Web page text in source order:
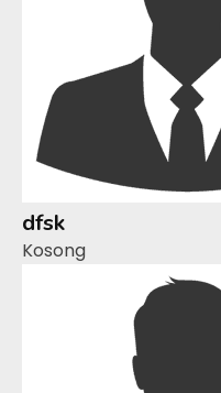
dfsk
Kosong